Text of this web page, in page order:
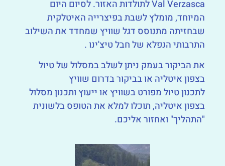
Val Verzasca לתולדות האזור. לסיום היום
המיוחד, מומלץ לשבת בפיצרייה האיטלקית
שבחזיתה מתנוסס דגל שוויץ שמחדד את השילוב
התרבותי הנפלא של חבל טיצ'ינו .
את הביקור בעמק ניתן לשלב במסלול של טיול
בצפון איטליה או בביקור בדרום שוויץ
לתכנון טיול מפורט בשוויץ או ייעוץ ותכנון מסלול
בצפון איטליה, תוכלו למלא את הטופס בלשונית
"התהליך" ואחזור אליכם.